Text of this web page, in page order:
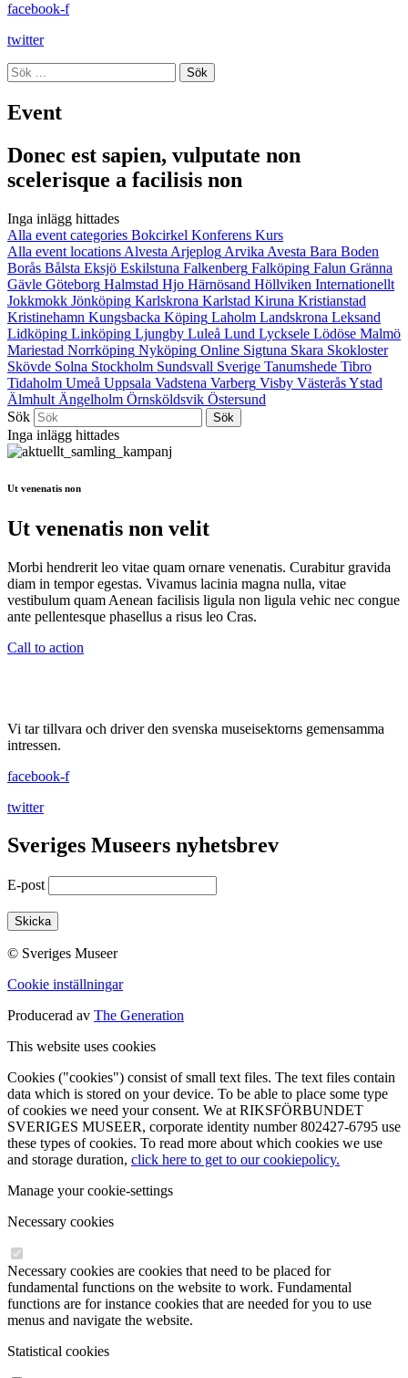
facebook-f
twitter
Sök
Event
Donec est sapien, vulputate non
scelerisque a facilisis non
Inga inlägg hittades
Alla event categories Bokcirkel Konferens Kurs
Alla event locations Alvesta Arjeplog Arvika Avesta Bara Boden
Borås Bålsta Eksjö Eskilstuna Falkenberg Falköping Falun Gränna
Gävle Göteborg Halmstad Hjo Härnösand Höllviken Internationellt
Jokkmokk Jönköping Karlskrona Karlstad Kiruna Kristianstad
Kristinehamn Kungsbacka Köping Laholm Landskrona Leksand
Lidköping Linköping Ljungby Luleå Lund Lycksele Lödöse Malmö
Mariestad Norrköping Nyköping Online Sigtuna Skara Skokloster
Skövde Solna Stockholm Sundsvall Sverige Tanumshede Tibro
Tidaholm Umeå Uppsala Vadstena Varberg Visby VästeråsYstad
Älmhult Ängelholm Örnsköldsvik Östersund
Sök
Inga inlägg hittades
Ut venenatis non
Ut venenatis non velit
Morbi hendrerit leo vitae quam ornare venenatis. Curabitur gravida
diam in tempor egestas. Vivamus lacinia magna nulla, vitae
vestibulum quam Aenean facilisis ligula non ligula vehic nec congue
ante pellentesque phasellus a risus leo Cras.
Call to action
Vi tar tillvara och driver den svenska museisektorns gemensamma
intressen.
facebook-f
twitter
Sveriges Museers nyhetsbrev
E-post
© Sveriges Museer
Cookie inställningar
Producerad av The Generation
This website uses cookies
Cookies ("cookies") consist of small text files. The text files contain
data which is stored on your device. To be able to place some type
of cookies we need your consent. We at RIKSFÖRBUNDET
SVERIGES MUSEER, corporate identity number 802427-6795 use
these types of cookies. To read more about which cookies we use
and storage duration, click here to get to our cookiepolicy.
Manage your cookie-settings
Necessary cookies
Necessary cookies are cookies that need to be placed for
fundamental functions on the website to work. Fundamental
functions are for instance cookies that are needed for you to use
menus and navigate the website.
Statistical cookies